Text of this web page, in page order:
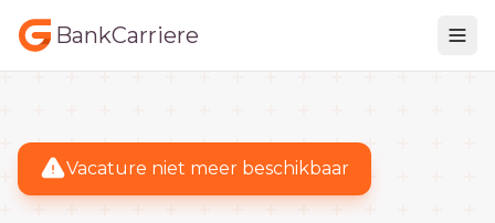
BankCarriere
Vacature niet meer beschikbaar